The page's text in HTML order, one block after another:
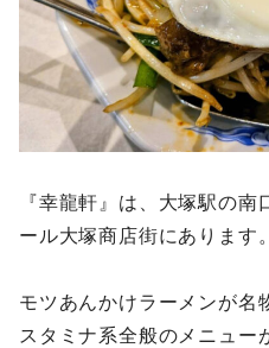
『幸龍軒』は、大塚駅の
ール大塚商店街にあります。
モツあんかけラーメンが名
スタミナ系全般のメニュー